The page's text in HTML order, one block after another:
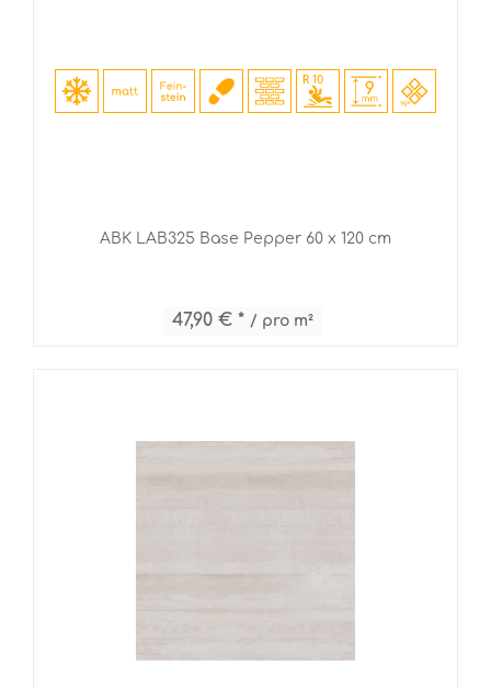
ABK LAB325 Base Pepper 60 x 120 cm
47,90 € * / pro m²